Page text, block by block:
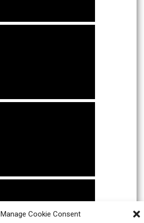
Manage Cookie Consent